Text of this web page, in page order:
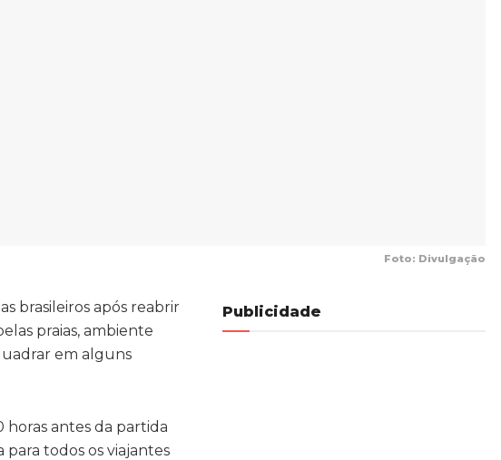
Foto: Divulgação
brasileiros após reabrir
praias, ambiente
em alguns
horas antes da partida
todos os viajantes
Publicidade